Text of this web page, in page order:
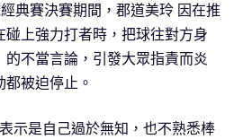
典賽決賽期間，郡道美玲 因在推
上強力打者時，把球往對方身
的不當言論，引發大眾指責而炎
被迫停止。
示是自己過於無知，也不熟悉棒